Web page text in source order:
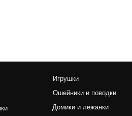
Триммеры
Ножи